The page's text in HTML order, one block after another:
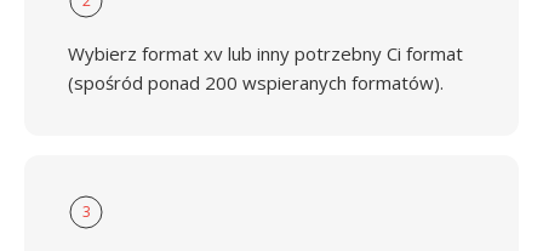
Wybierz format xv lub inny potrzebny Ci format
(spośród ponad 200 wspieranych formatów).
3